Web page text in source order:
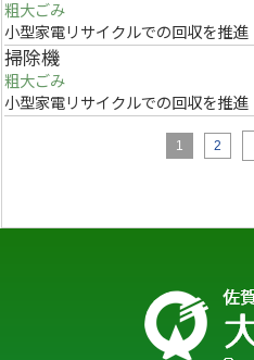
粗大ごみ
小型家電リサイクルでの回収を推進
掃除機
粗大ごみ
小型家電リサイクルでの回収を推進
1 2